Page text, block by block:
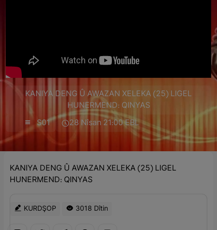
KANIYA DENG Û AWAZAN XELEKA (25) LIGEL
HUNERMEND: QINYAS
S01
28 Nîsan 21:00 EBL
KANIYA DENG Û AWAZAN XELEKA (25) LIGEL
HUNERMEND: QINYAS
KURDŞOP 3018 Dîtin